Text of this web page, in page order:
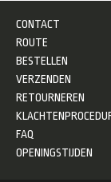
CONTACT
ROUTE
BESTELLEN
VERZENDEN
RETOURNEREN
FAQ
OPENINGSTIJDEN